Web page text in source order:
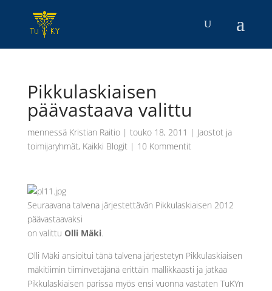
Pikkulaskiaisen
päävastaava valittu
mennessä Kristian Raitio| touko 18, 2011 | Jaostot ja
toimijaryhmät, Kaikki Blogit| 10 Kommentit
Seuraavana talvena järjestettävän Pikkulaskiaisen 2012
päävastaavaksi
on valittu Olli Mäki.
Olli Mäki ansioitui tänä talvena järjestetyn Pikkulaskiaisen
mäkitiimin tiiminvetäjänä erittäin mallikkaasti ja jatkaa
Pikkulaskiaisen parissa myös ensi vuonna vastaten TuKYn